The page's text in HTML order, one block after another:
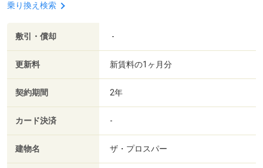
乗り換え検索
敷引・償却 -
更新料 新賃料の1ヶ月分
契約期間 2年
カード決済 -
建物名 ザ・プロスパー